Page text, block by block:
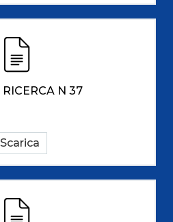
N 37
Scarica